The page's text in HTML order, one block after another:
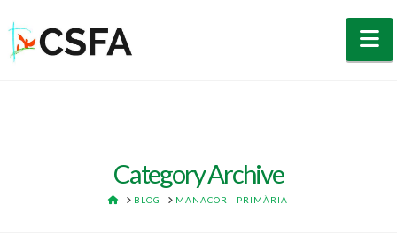
Category Archive
HOME
BLOG MANACOR - PRIMÀRIA